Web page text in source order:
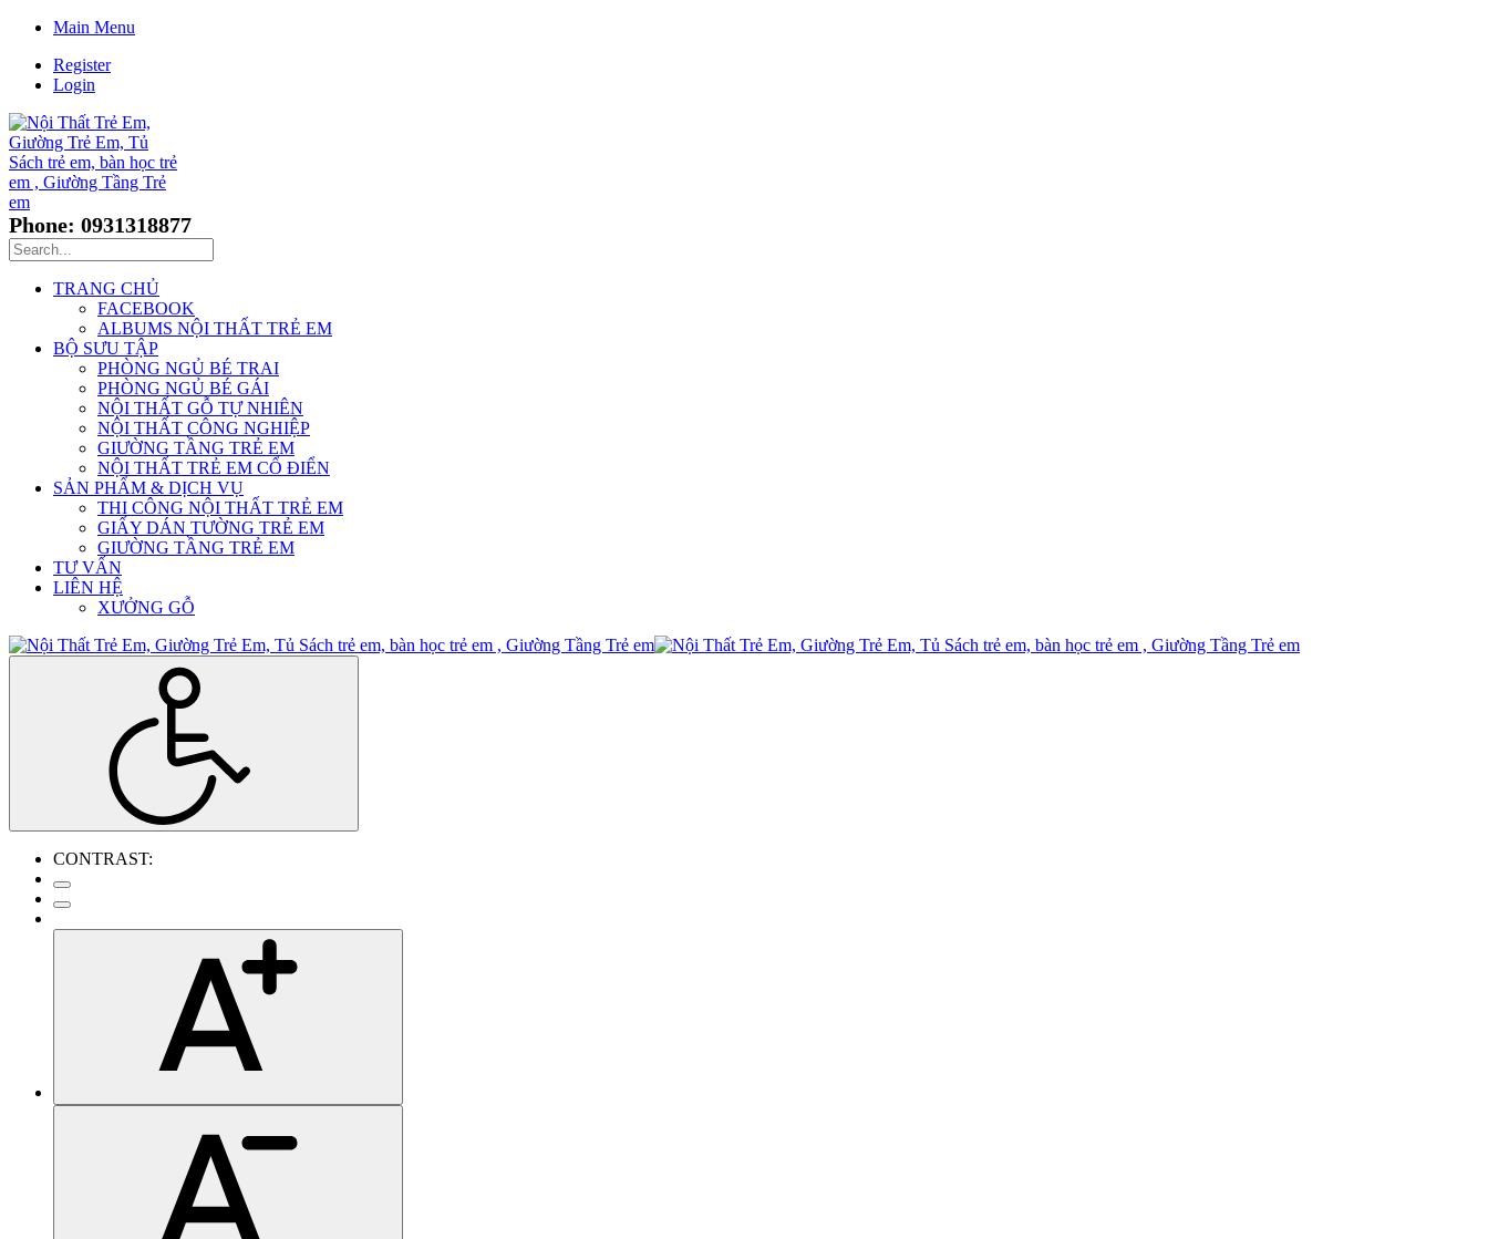
Main Menu
Register
Login
Phone: 0931318877
TRANG CHỦ
FACEBOOK
ALBUMS NỘI THẤT TRẺ EM
BỘ SƯU TẬP
PHÒNG NGỦ BÉ TRAI
PHÒNG NGỦ BÉ GÁI
NỘI THẤT GỖ TỰ NHIÊN
NỘI THẤT CÔNG NGHIỆP
GIƯỜNG TẦNG TRẺ EM
NỘI THẤT TRẺ EM CỔ ĐIỂN
SẢN PHẨM & DỊCH VỤ
THI CÔNG NỘI THẤT TRẺ EM
GIẤY DÁN TƯỜNG TRẺ EM
GIƯỜNG TẦNG TRẺ EM
TƯ VẤN
LIÊN HỆ
XƯỞNG GỖ
CONTRAST: